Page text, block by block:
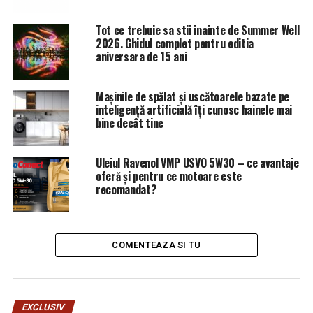
unui sediu de Poliție, că oricum nu prea avem prin
Ploiești, ținând cont că huliganismul a luat amploare”.
Cetatenii inca spera dar, in
zadar! Asa primar, asa Politie
Locala. Cetatenii nu stiu ca
aceasta institutie este pusa pe
butuci de stralucitul
“management” al
hartuitorului Adrian Vaida,
directorul general interimar
al acestei institutii.
Cu ce sa patruleze Politia
Locala Ploiesti daca numai la
22 –PLP, PH – 23 – PLP, PH –
Tot ce trebuie sa stii inainte de Summer Well
2026. Ghidul complet pentru editia
aniversara de 15 ani
Mașinile de spălat și uscătoarele bazate pe
inteligență artificială îți cunosc hainele mai
bine decât tine
Uleiul Ravenol VMP USVO 5W30 – ce avantaje
oferă și pentru ce motoare este
recomandat?
COMENTEAZA SI TU
EXCLUSIV